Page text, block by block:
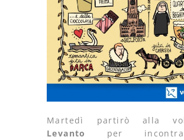
Martedì partirò alla
Levanto
per